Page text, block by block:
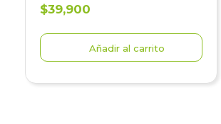
$39,900
Añadir al carrito